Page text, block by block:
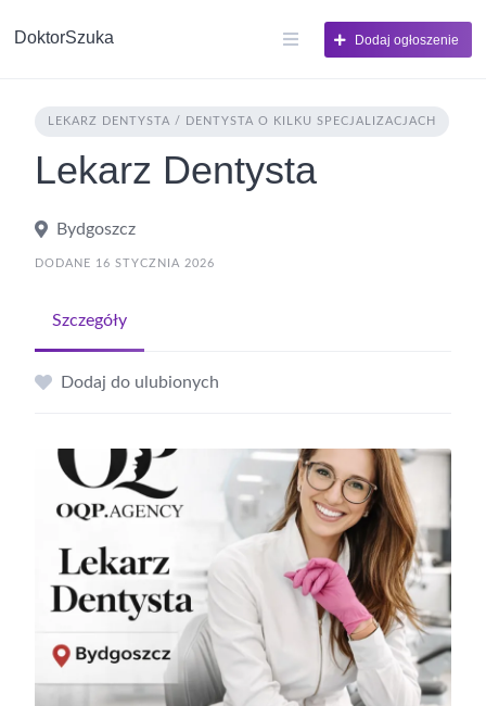
DoktorSzuka Dodaj ogłoszenie
LEKARZ DENTYSTA / DENTYSTA O KILKU SPECJALIZACJACH
Lekarz Dentysta
Bydgoszcz
DODANE 16 STYCZNIA 2026
Szczegóły
Dodaj do ulubionych